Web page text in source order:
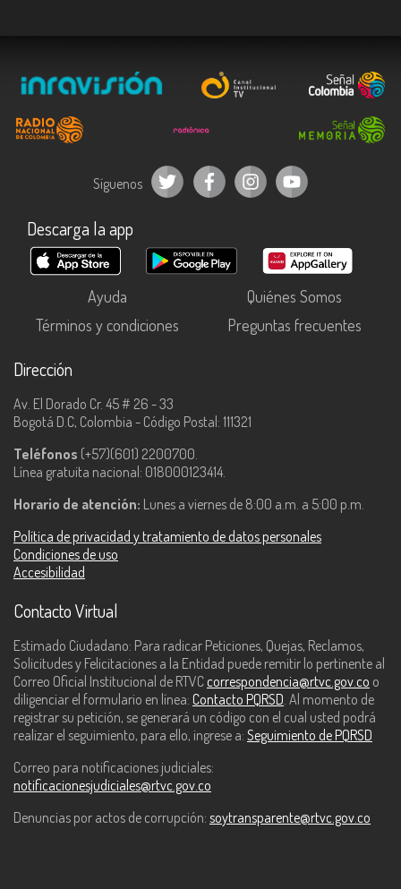
Síguenos
Descarga la app
Ayuda
Quiénes Somos
Términos y condiciones
Preguntas frecuentes
Dirección
Av. El Dorado Cr. 45 # 26 - 33
Bogotá D.C, Colombia - Código Postal: 111321
Teléfonos (+57)(601) 2200700.
Línea gratuita nacional: 018000123414.
Horario de atención: Lunes a viernes de 8:00 a.m. a 5:00 p.m.
Política de privacidad y tratamiento de datos personales
Condiciones de uso
Accesibilidad
Contacto Virtual
Estimado Ciudadano: Para radicar Peticiones, Quejas, Reclamos,
Solicitudes y Felicitaciones a la Entidad puede remitir lo pertinente al
Correo Oficial Institucional de RTVC correspondencia@rtvc.gov.co o
diligenciar el formulario en línea: Contacto PQRSD . Al momento de
registrar su petición, se generará un código con el cual usted podrá
realizar el seguimiento, para ello, ingrese a: Seguimiento de PQRSD
Correo para notificaciones judiciales:
notificacionesjudiciales@rtvc.gov.co
Denuncias por actos de corrupción: soytransparente@rtvc.gov.co